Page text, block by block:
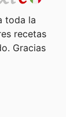
toda la
recetas
Gracias